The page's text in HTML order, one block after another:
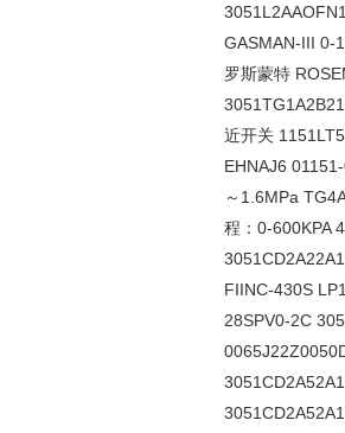
GASMAN-III 0-
罗斯蒙特
近开关
EHNAJ6
～1.6MPa
程：0-600KPA
FIINC-430S
28SPV0-2C